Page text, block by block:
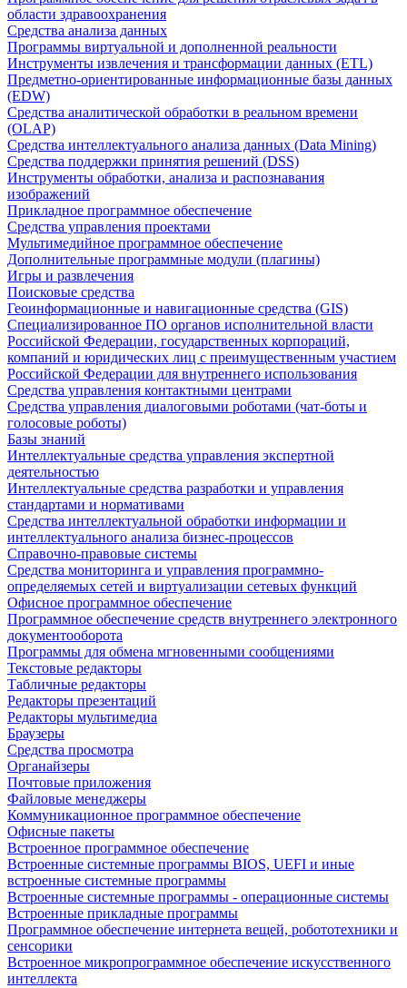
области здравоохранения
Средства анализа данных
Программы виртуальной и дополненной реальности
Инструменты извлечения и трансформации данных (ETL)
Предметно-ориентированные информационные базы данных
(EDW)
Средства аналитической обработки в реальном времени
(OLAP)
Средства интеллектуального анализа данных (Data Mining)
Средства поддержки принятия решений (DSS)
Инструменты обработки, анализа и распознавания
изображений
Прикладное программное обеспечение
Средства управления проектами
Мультимедийное программное обеспечение
Дополнительные программные модули (плагины)
Игры и развлечения
Поисковые средства
Геоинформационные и навигационные средства (GIS)
Специализированное ПО органов исполнительной власти
Российской Федерации, государственных корпораций,
компаний и юридических лиц с преимущественным участием
Российской Федерации для внутреннего использования
Средства управления контактными центрами
Средства управления диалоговыми роботами (чат-боты и
голосовые роботы)
Базы знаний
Интеллектуальные средства управления экспертной
деятельностью
Интеллектуальные средства разработки и управления
стандартами и нормативами
Средства интеллектуальной обработки информации и
интеллектуального анализа бизнес-процессов
Справочно-правовые системы
Средства мониторинга и управления программно-
определяемых сетей и виртуализации сетевых функций
Офисное программное обеспечение
Программное обеспечение средств внутреннего электронного
документооборота
Программы для обмена мгновенными сообщениями
Текстовые редакторы
Табличные редакторы
Редакторы презентаций
Редакторы мультимедиа
Браузеры
Средства просмотра
Органайзеры
Почтовые приложения
Файловые менеджеры
Коммуникационное программное обеспечение
Офисные пакеты
Встроенное программное обеспечение
Встроенные системные программы BIOS, UEFI и иные
встроенные системные программы
Встроенные системные программы - операционные системы
Встроенные прикладные программы
Программное обеспечение интернета вещей, робототехники и
сенсорики
Встроенное микропрограммное обеспечение искусственного
интеллекта